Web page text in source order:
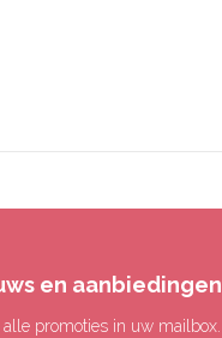
en aanbiedingen
promoties in uw mailbox.